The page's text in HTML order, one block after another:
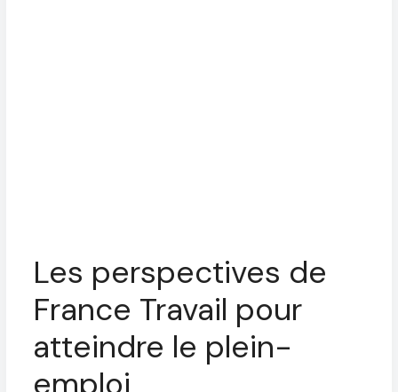
Les perspectives de
France Travail pour
atteindre le plein-